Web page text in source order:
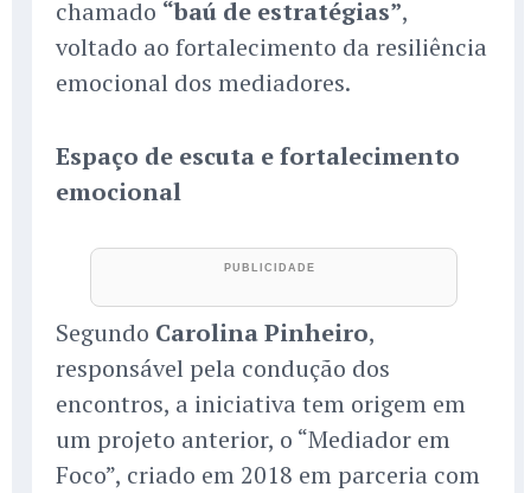
chamado “baú de estratégias”,
voltado ao fortalecimento da resiliência
emocional dos mediadores.
Espaço de escuta e fortalecimento
emocional
Segundo Carolina Pinheiro,
responsável pela condução dos
encontros, a iniciativa tem origem em
um projeto anterior, o “Mediador em
Foco”, criado em 2018 em parceria com